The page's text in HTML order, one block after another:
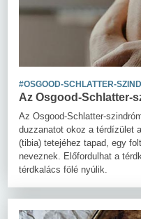
#OSGOOD-SCHLATTER-
Az Osgood-Schlatter-
Az Osgood-Schlatter-
duzzanatot okoz a térdízület
(tibia) tetejéhez tapad, egy
neveznek. Előfordulhat a
térdkalács fölé nyúlik.